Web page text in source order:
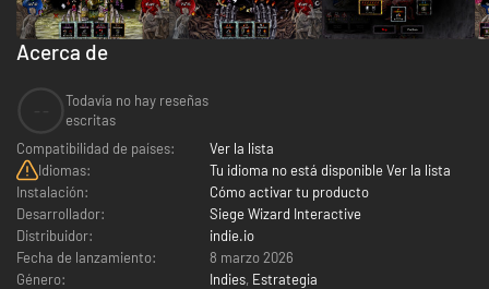
Acerca de
Todavía no hay reseñas
escritas
Compatibilidad de países:
Ver la lista
Idiomas:
Tu idioma no está disponible Ver la lista
Instalación:
Cómo activar tu producto
Desarrollador:
Siege Wizard Interactive
Distribuidor:
indie.io
Fecha de lanzamiento:
8 marzo 2026
Género:
Indies, Estrategia